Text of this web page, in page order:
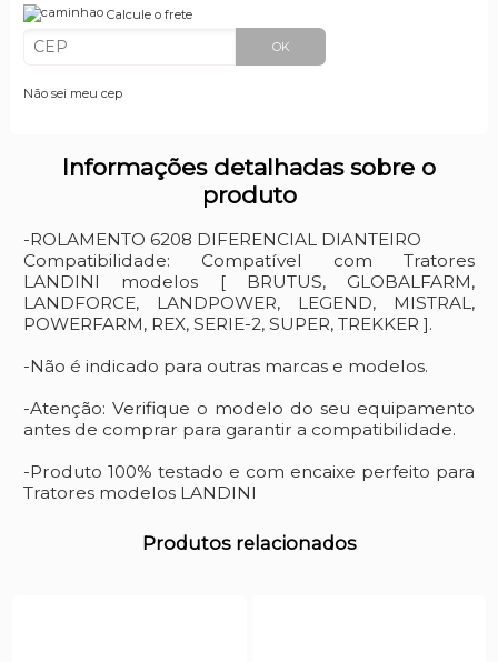
Calcule o frete
OK
Não sei meu cep
Informações detalhadas sobre o
produto
-ROLAMENTO 6208 DIFERENCIAL DIANTEIRO
Compatibilidade: Compatível com Tratores
LANDINI modelos [ BRUTUS, GLOBALFARM,
LANDFORCE, LANDPOWER, LEGEND, MISTRAL,
POWERFARM, REX, SERIE-2, SUPER, TREKKER ].
-Não é indicado para outras marcas e modelos.
-Atenção: Verifique o modelo do seu equipamento
antes de comprar para garantir a compatibilidade.
-Produto 100% testado e com encaixe perfeito para
Tratores modelos LANDINI
Produtos relacionados